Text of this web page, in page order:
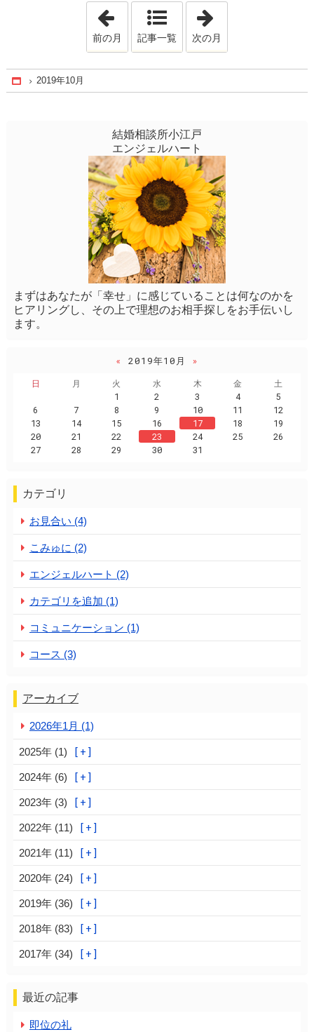
「2019年9月」
前の月 記事一覧 次の月
Home
2019年10月
結婚相談所小江戸
エンジェルハート
まずはあなたが「幸せ」に感じていることは何なのかを
ヒアリングし、その上で理想のお相手探しをお手伝いし
ます。
« 2019年10月
»
日
月 火 水 木 金
土
1
2 3 4
5
6
7 8 9 10 11
12
13
14 15 16 17 18
19
20
21 22 23 24 25
26
27
28 29 30 31
カテゴリ
お見合い (4)
こみゅに (2)
エンジェルハート (2)
カテゴリを追加 (1)
コミュニケーション (1)
コース (3)
アーカイブ
2026年1月 (1)
2025年 (1)
2024年 (6)
2023年 (3)
2022年 (11)
2021年 (11)
2020年 (24)
2019年 (36)
2018年 (83)
2017年 (34)
最近の記事
即位の礼